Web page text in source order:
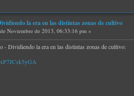
la era en las distintas zonas de cultivo
Noviembre de 2013, 06:33:16 pm »
- Dividiendo la era en las distintas zonas de cultivo: